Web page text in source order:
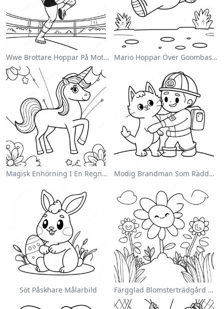
Wwe Brottare Hoppar På Motståndare Målarbild Mario Hoppar Över Goombas Målarbild
Magisk Enhörning I En Regnbåge Målarbild Modig Brandman Som Räddar En Katt Målarbild
Söt Påskhare Målarbild Färgglad Blomsterträdgård Målarbild